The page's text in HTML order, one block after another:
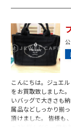
こんにちは。ジュエ
をお買取致しました
いバッグで大きさも
属品などしっかり揃
頂けました。 皆様も
ぁ?と悩んだら一度